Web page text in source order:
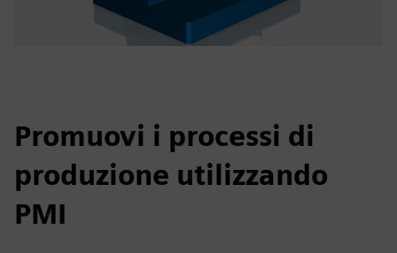
Promuovi i processi di
produzione utilizzando
PMI